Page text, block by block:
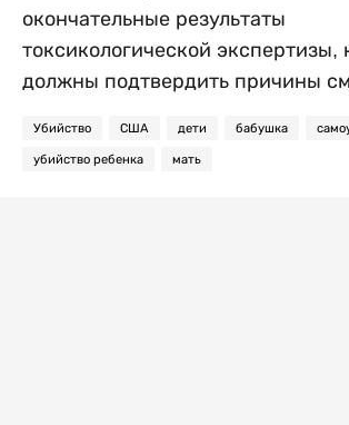
окончательные результаты
токсикологической экспертизы,
должны подтвердить причины
Убийство США дети бабушка
убийство ребенка мать